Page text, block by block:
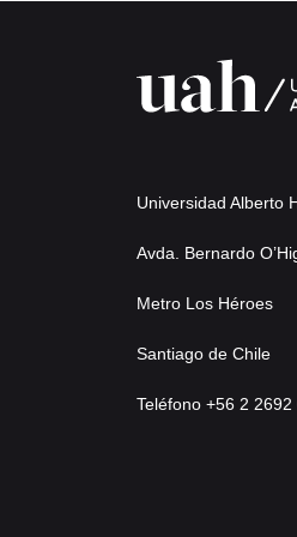
Universidad Alberto
Avda. Bernardo
Metro Los Héroes
Santiago de Chile
Teléfono +56 2 2692